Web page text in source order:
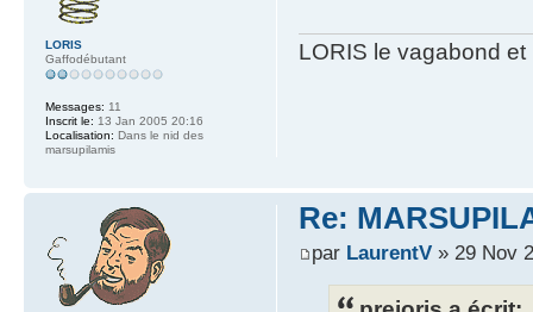
LORIS le vagabond
LORIS
Gaffodébutant
Messages: 11
Inscrit le: 13 Jan 2005 20:16
Localisation: Dans le nid des
marsupilamis
Re:
par LaurentV» 29 Nov